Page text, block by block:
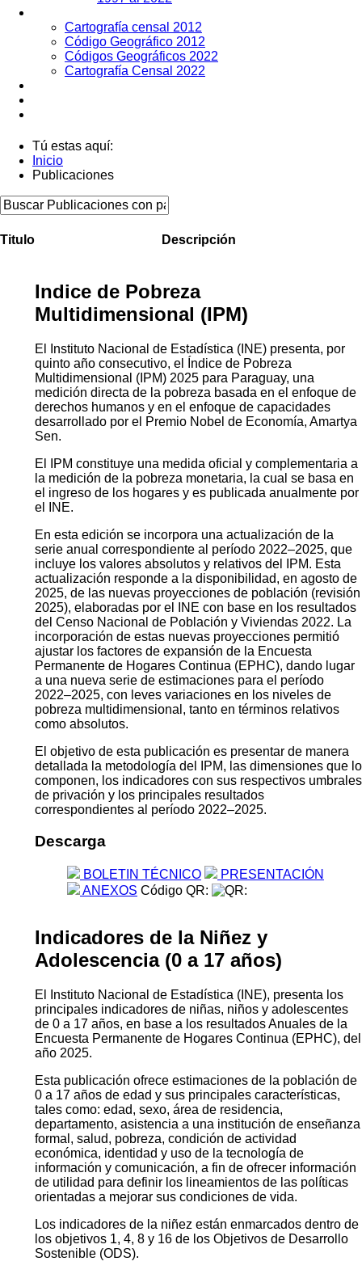
Cartografía censal 2012
Código Geográfico 2012
Códigos Geográficos 2022
Cartografía Censal 2022
Tú estas aquí:
Inicio
Publicaciones
Titulo Descripción
Indice de Pobreza
Multidimensional (IPM)
El Instituto Nacional de Estadística (INE) presenta, por
quinto año consecutivo, el Índice de Pobreza
Multidimensional (IPM) 2025 para Paraguay, una
medición directa de la pobreza basada en el enfoque de
derechos humanos y en el enfoque de capacidades
desarrollado por el Premio Nobel de Economía, Amartya
Sen.
El IPM constituye una medida oficial y complementaria a
la medición de la pobreza monetaria, la cual se basa en
el ingreso de los hogares y es publicada anualmente por
el INE.
En esta edición se incorpora una actualización de la
serie anual correspondiente al período 2022–2025, que
incluye los valores absolutos y relativos del IPM. Esta
actualización responde a la disponibilidad, en agosto de
2025, de las nuevas proyecciones de población (revisión
2025), elaboradas por el INE con base en los resultados
del Censo Nacional de Población y Viviendas 2022. La
incorporación de estas nuevas proyecciones permitió
ajustar los factores de expansión de la Encuesta
Permanente de Hogares Continua (EPHC), dando lugar
a una nueva serie de estimaciones para el período
2022–2025, con leves variaciones en los niveles de
pobreza multidimensional, tanto en términos relativos
como absolutos.
El objetivo de esta publicación es presentar de manera
detallada la metodología del IPM, las dimensiones que lo
componen, los indicadores con sus respectivos umbrales
de privación y los principales resultados
correspondientes al período 2022–2025.
Descarga
BOLETIN TÉCNICO
PRESENTACIÓN
ANEXOS Código QR:
Indicadores de la Niñez y
Adolescencia (0 a 17 años)
El Instituto Nacional de Estadística (INE), presenta los
principales indicadores de niñas, niños y adolescentes
de 0 a 17 años, en base a los resultados Anuales de la
Encuesta Permanente de Hogares Continua (EPHC), del
año 2025.
Esta publicación ofrece estimaciones de la población de
0 a 17 años de edad y sus principales características,
tales como: edad, sexo, área de residencia,
departamento, asistencia a una institución de enseñanza
formal, salud, pobreza, condición de actividad
económica, identidad y uso de la tecnología de
información y comunicación, a fin de ofrecer información
de utilidad para definir los lineamientos de las políticas
orientadas a mejorar sus condiciones de vida.
Los indicadores de la niñez están enmarcados dentro de
los objetivos 1, 4, 8 y 16 de los Objetivos de Desarrollo
Sostenible (ODS).